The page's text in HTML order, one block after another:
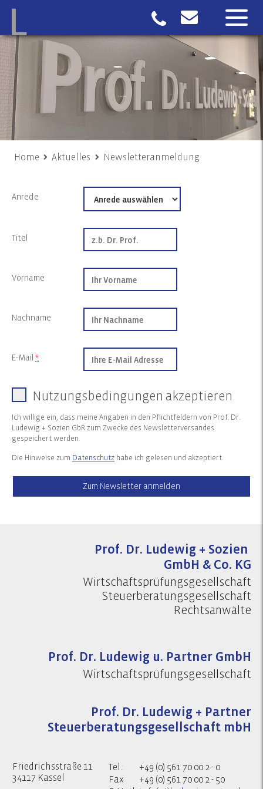
Home Aktuelles Newsletteranmeldung
Anrede
Titel
Vorname
Nachname
E-Mail *
Nutzungsbedingungen akzeptieren
Ich willige ein, dass meine Angaben in den Pflichtfeldern von Prof. Dr.
Ludewig + Sozien GbR zum Zwecke des Newsletterversandes
gespeichert werden.
Die Hinweise zum Datenschutz habe ich gelesen und akzeptiert.
Zum Newsletter anmelden
Prof. Dr. Ludewig + Sozien
GmbH & Co. KG
Wirtschaftsprüfungsgesellschaft
Steuerberatungsgesellschaft
Rechtsanwälte
Prof. Dr. Ludewig u. Partner GmbH
Wirtschaftsprüfungsgesellschaft
Prof. Dr. Ludewig + Partner
Steuerberatungsgesellschaft mbH
Friedrichsstraße 11
34117 Kassel
Tel.:
+49 (0) 561 70 00 2 - 0
Fax
+49 (0) 561 70 00 2 - 50